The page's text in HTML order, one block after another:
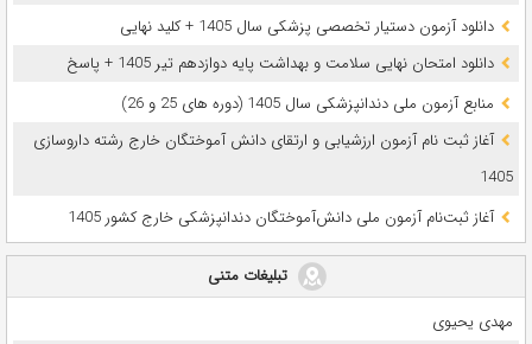
دانلود آزمون دستیار تخصصی پزشکی سال 1405 + کلید نهایی
دانلود امتحان نهایی سلامت و بهداشت پایه دوازدهم تیر 1405 + پاسخ
ﻣﻨﺎﺑﻊ آزﻣﻮن ﻣﻠﯽ دندانپزشکی سال 1405 (دوره های 25 و 26)
آغاز ثبت نام آزمون‌ ارزشیابی و ارتقای دانش آموختگان خارج رشته داروسازی
1405
آغاز ثبت‌نام آزمون ملی دانش‌آموختگان دندانپزشکی خارج کشور 1405
تبلیغات متنی
مهدی یحیوی